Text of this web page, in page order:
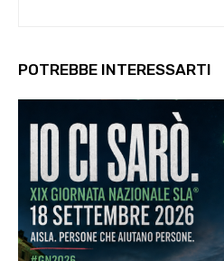
POTREBBE INTERESSARTI